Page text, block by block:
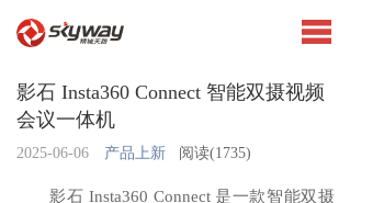
影石 Insta360 Connect 智能双摄视频
会议一体机
2025-06-06 产品上新 阅读(1735)
影石 Insta360 Connect 是一款智能双摄